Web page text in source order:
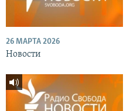
26 МАРТА 2026
Новости